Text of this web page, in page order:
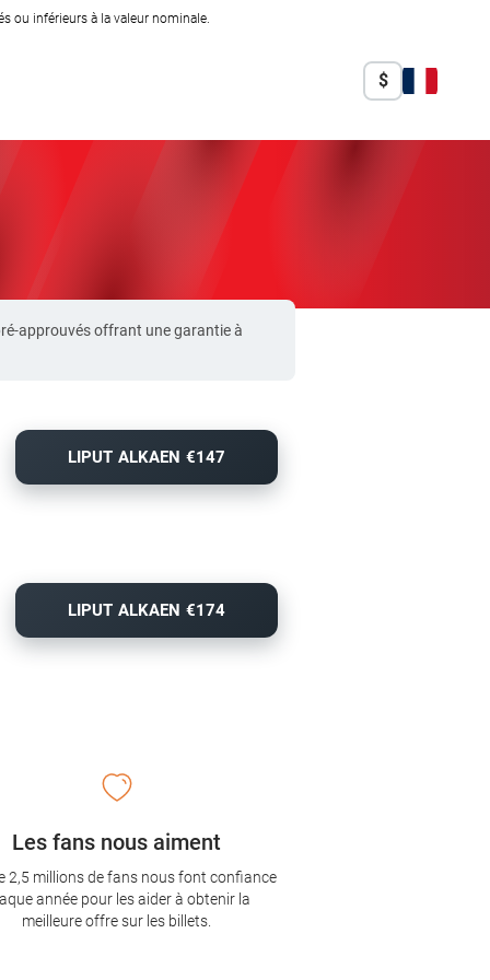
ou inférieurs à la valeur nominale.
$
approuvés offrant une garantie à
LIPUT ALKAEN €147
LIPUT ALKAEN €174
Les fans nous aiment
2,5 millions de fans nous font confiance
année pour les aider à obtenir la
meilleure offre sur les billets.